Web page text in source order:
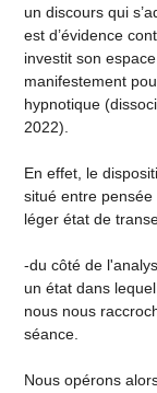
un discours qui
est d’évidence
investit son
manifestement
hypnotique
2022).
En effet, le
situé entre
léger état de
-du côté de
un état dans
nous nous
séance.
Nous opérons